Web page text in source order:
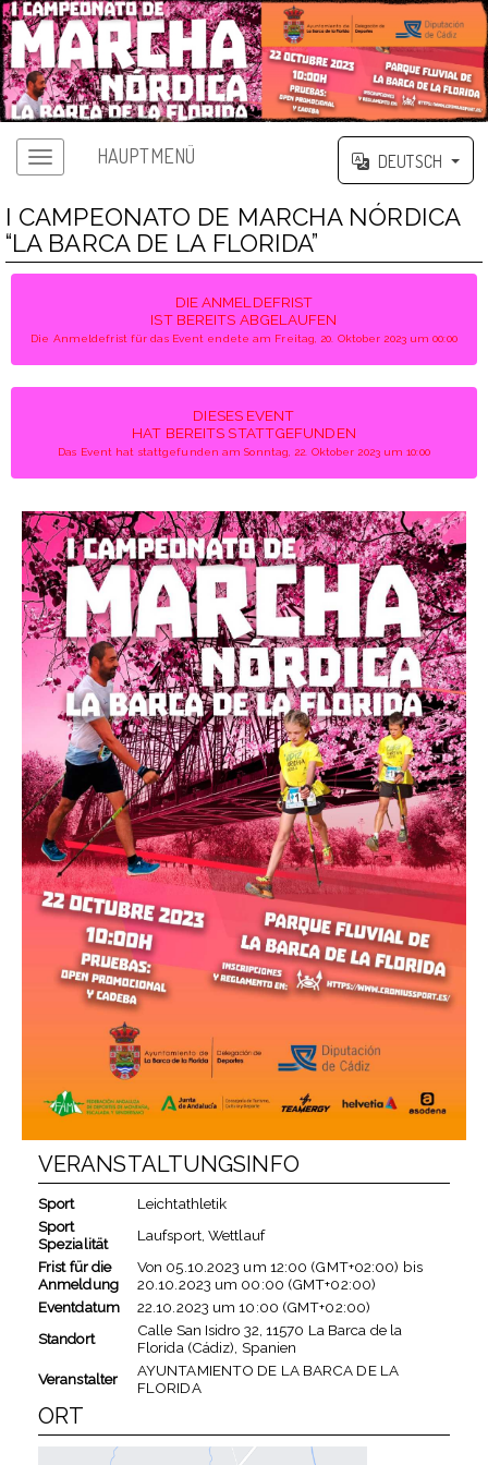
HAUPTMENÜ DEUTSCH
I CAMPEONATO DE MARCHA NÓRDICA
“LA BARCA DE LA FLORIDA”
DIE ANMELDEFRIST
IST BEREITS ABGELAUFEN
Die Anmeldefrist für das Event endete am Freitag, 20. Oktober 2023 um 00:00
DIESES EVENT
HAT BEREITS STATTGEFUNDEN
Das Event hat stattgefunden am Sonntag, 22. Oktober 2023 um 10:00
VERANSTALTUNGSINFO
Sport
Leichtathletik
Sport
Spezialität
Laufsport, Wettlauf
Frist für die
Anmeldung
Von 05.10.2023 um 12:00 (GMT+02:00) bis
20.10.2023 um 00:00 (GMT+02:00)
Eventdatum
22.10.2023 um10:00 (GMT+02:00)
Standort
Calle San Isidro 32, 11570 La Barca de la
Florida (Cádiz), Spanien
Veranstalter
AYUNTAMIENTO DE LA BARCA DE LA
FLORIDA
ORT